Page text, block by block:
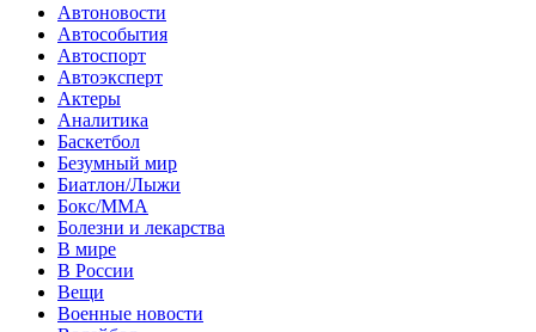
Автоновости
Автособытия
Автоспорт
Автоэксперт
Актеры
Аналитика
Баскетбол
Безумный мир
Биатлон/Лыжи
Бокс/MMA
Болезни и лекарства
В мире
В России
Вещи
Военные новости